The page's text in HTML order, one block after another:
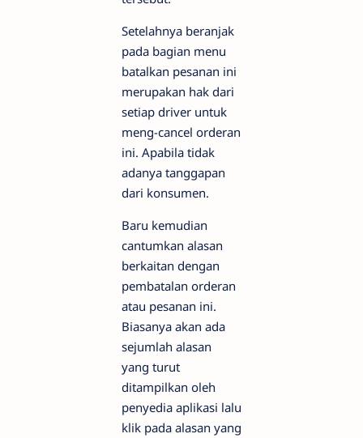
Setelahnya beranjak
pada bagian menu
batalkan pesanan ini
merupakan hak dari
setiap driver untuk
meng-cancel orderan
ini. Apabila tidak
adanya tanggapan
dari konsumen.
Baru kemudian
cantumkan alasan
berkaitan dengan
pembatalan orderan
atau pesanan ini.
Biasanya akan ada
sejumlah alasan
yang turut
ditampilkan oleh
penyedia aplikasi lalu
klik pada alasan yang